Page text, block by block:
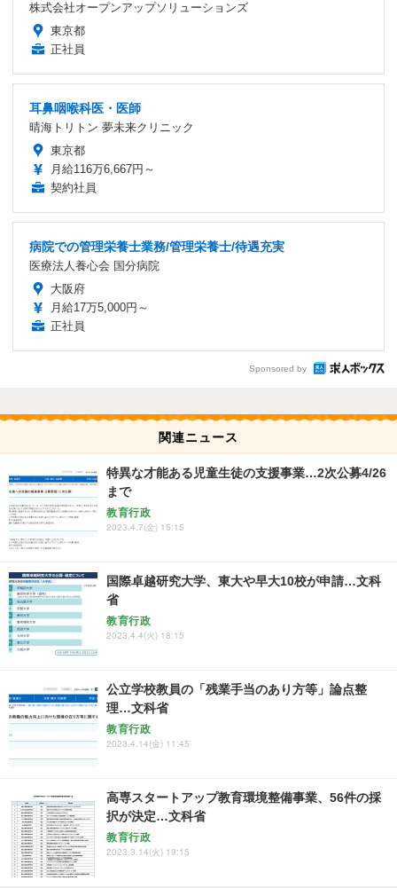
株式会社オープンアップソリューションズ
東京都
正社員
耳鼻咽喉科医・医師
晴海トリトン 夢未来クリニック
東京都
月給116万6,667円～
契約社員
病院での管理栄養士業務/管理栄養士/待遇充実
医療法人養心会 国分病院
大阪府
月給17万5,000円～
正社員
Sponsored by
関連ニュース
特異な才能ある児童生徒の支援事業…2次公募4/26
まで
教育行政
2023.4.7(金) 15:15
国際卓越研究大学、東大や早大10校が申請…文科
省
教育行政
2023.4.4(火) 18:15
公立学校教員の「残業手当のあり方等」論点整
理…文科省
教育行政
2023.4.14(金) 11:45
高専スタートアップ教育環境整備事業、56件の採
択が決定…文科省
教育行政
2023.3.14(火) 19:15